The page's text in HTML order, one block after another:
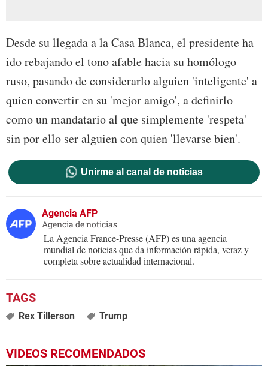
Desde su llegada a la Casa Blanca, el presidente ha
ido rebajando el tono afable hacia su homólogo
ruso, pasando de considerarlo alguien 'inteligente' a
quien convertir en su 'mejor amigo', a definirlo
como un mandatario al que simplemente 'respeta'
sin por ello ser alguien con quien 'llevarse bien'.
Unirme al canal de noticias
Agencia AFP
Agencia de noticias
La Agencia France-Presse (AFP) es una agencia
mundial de noticias que da información rápida, veraz y
completa sobre actualidad internacional.
Rex Tillerson Trump
VIDEOS RECOMENDADOS